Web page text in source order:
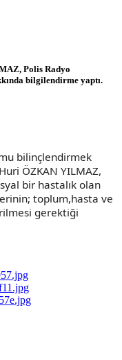
Polis Radyo
bilgilendirme yaptı.
bilinçlendirmek
ÖZKAN YILMAZ,
bir hastalık olan
toplum,hasta ve
gerektiği